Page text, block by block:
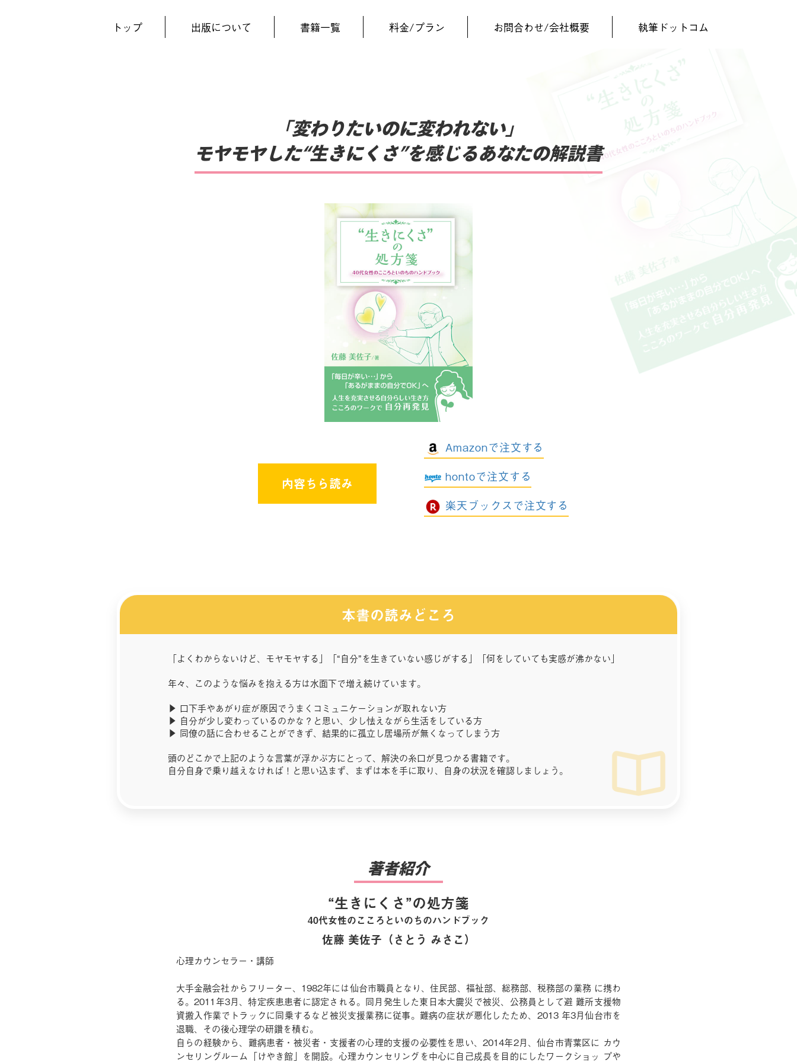
トップ 出版について 書籍一覧 料金/プラン お問合わせ/会社概要 執筆ドットコム
「変わりたいのに変われない」
モヤモヤした“生きにくさ”を感じるあなたの解説書
内容ちら読み
Amazonで注文する
hontoで注文する
楽天ブックスで注文する
本書の読みどころ
「よくわからないけど、モヤモヤする」「“自分”を生きていない感じがする」「何をしていても実感が沸かない」
年々、このような悩みを抱える方は水面下で増え続けています。
▶ 口下手やあがり症が原因でうまくコミュニケーションが取れない方
▶ 自分が少し変わっているのかな？と思い、少し怯えながら生活をしている方
▶ 同僚の話に合わせることができず、結果的に孤立し居場所が無くなってしまう方
頭のどこかで上記のような言葉が浮かぶ方にとって、解決の糸口が見つかる書籍です。
自分自身で乗り越えなければ！と思い込まず、まずは本を手に取り、自身の状況を確認しましょう。
著者紹介
“生きにくさ”の処方箋
40代女性のこころといのちのハンドブック
佐藤 美佐子（さとう みさこ）
心理カウンセラー・講師
大手金融会社からフリーター、1982年には仙台市職員となり、住民部、福祉部、総務部、税務部の業務 に携わ
る。2011年3月、特定疾患患者に認定される。同月発生した東日本大震災で被災、公務員として避 難所支援物
資搬入作業でトラックに同乗するなど被災支援業務に従事。難病の症状が悪化したため、2013 年3月仙台市を
退職、その後心理学の研鑽を積む。
自らの経験から、難病患者・被災者・支援者の心理的支援の必要性を思い、2014年2月、仙台市青葉区に カウ
ンセリングルーム「けやき館」を開設。心理カウンセリングを中心に自己成長を目的にしたワークショッ プや